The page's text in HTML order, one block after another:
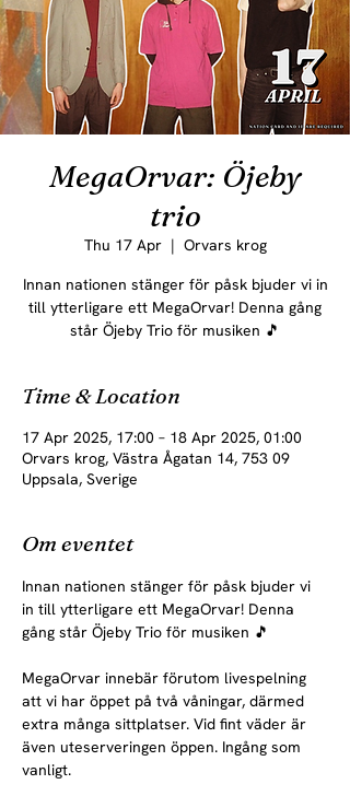
MegaOrvar: Öjeby
trio
Thu 17 Apr
  |
Orvars krog
Innan nationen stänger för påsk bjuder vi in
till ytterligare ett MegaOrvar! Denna gång
står Öjeby Trio för musiken 🎵
Time & Location
17 Apr 2025, 17:00 – 18 Apr 2025, 01:00
Orvars krog, Västra Ågatan 14, 753 09
Uppsala, Sverige
Om eventet
Innan nationen stänger för påsk bjuder vi
in till ytterligare ett MegaOrvar! Denna
gång står Öjeby Trio för musiken 🎵
MegaOrvar innebär förutom livespelning
att vi har öppet på två våningar, därmed
extra många sittplatser. Vid fint väder är
även uteserveringen öppen. Ingång som
vanligt.